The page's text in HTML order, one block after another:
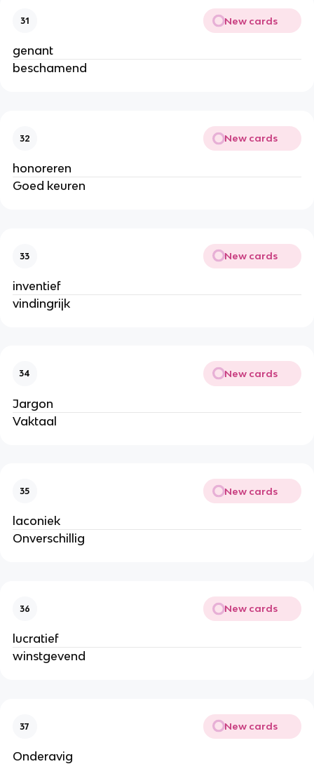
31 New cards
genant
beschamend
32 New cards
honoreren
Goed keuren
33 New cards
inventief
vindingrijk
34 New cards
Jargon
Vaktaal
35 New cards
laconiek
Onverschillig
36 New cards
lucratief
winstgevend
37 New cards
Onderavig